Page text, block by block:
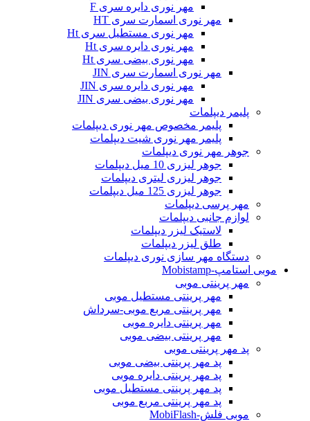
مهر نوری دایره سری F
مهر نوری اسمارت سری HT
مهر نوری مستطیل سری Ht
مهر نوری دایره سری Ht
مهر نوری بیضی سری Ht
مهر نوری اسمارت سری JIN
مهر نوری دایره سری JIN
مهر نوری بیضی سری JIN
پلیمر دیپلمات
پلیمر مخصوص مهر نوری دیپلمات
پلیمر مهر نوری شیت دیپلمات
جوهر مهر نوری دیپلمات
جوهر لیزری 10 میل دیپلمات
جوهر لیزری لیتری دیپلمات
جوهر لیزری 125 میل دیپلمات
مهر پرسی دیپلمات
لوازم جانبی دیپلمات
لاستیک لیزر دیپلمات
طلق لیزر دیپلمات
دستگاه مهر سازی نوری دیپلمات
موبی استامپ-Mobistamp
مهر پرینتی موبی
مهر پرینتی مستطیل موبی
مهر پرینتی مربع موبی-سرداش
مهر پرینتی دایره موبی
مهر پرینتی بیضی موبی
پد مهر پرینتی موبی
پد مهر پرینتی بیضی موبی
پد مهر پرینتی دایره موبی
پد مهر پرینتی مستطیل موبی
پد مهر پرینتی مربع موبی
موبی فلش-MobiFlash